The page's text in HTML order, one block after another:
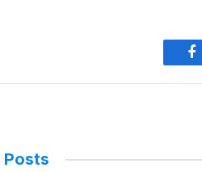
Posts